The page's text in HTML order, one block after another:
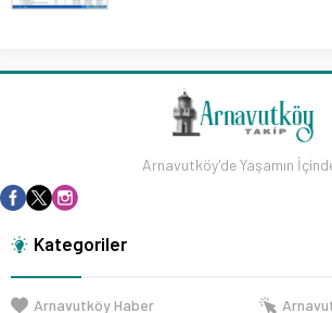
Arnavutköy'de Yaşamın
Kategoriler
Arnavutköy Haber